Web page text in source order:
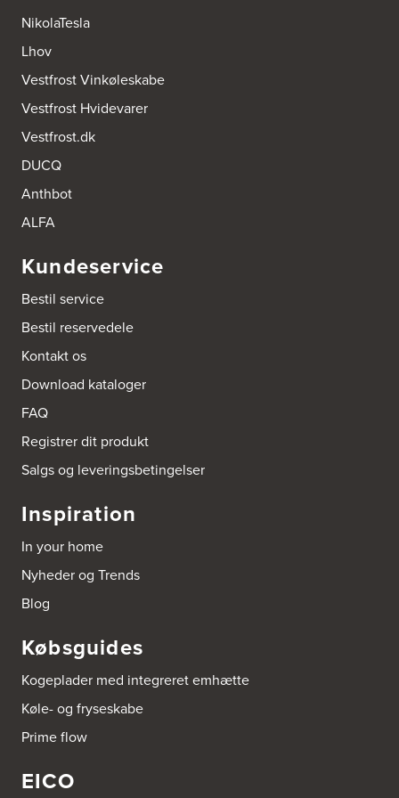
AUBO Køkken & Bad Østerbro
2100 København Ø
http://www.aubo.dk
Industrivej 8
5560 Aarup
Tel.:70101005
https://hvidtogfrit.dk/forhandler/aktiv-hvidevareservice/
Amager Køkken bad & Garderobe
2770 Kastrup
http://www.amagerkoekken.dk/
Gutenbergvej 1
9510 Arden
Tel.:
http://www.el-salg.dk
Arnum El-service ApS
Vestergade 30
6510 Gram
http://www.el-salg.dk
Norgesvej 24C
Tel.:73702533
http://www.aubo.dk
Aubo Køkken & Bad Helsingør
3000 Helsingør
NikolaTesla
Lhov
Vestfrost Vinkøleskabe
Vestfrost Hvidevarer
Vestfrost.dk
DUCQ
Anthbot
ALFA
Kundeservice
Bestil service
Bestil reservedele
Kontakt os
Download kataloger
FAQ
Registrer dit produkt
Salgs og leveringsbetingelser
Inspiration
In your home
Nyheder og Trends
Blog
Købsguides
Kogeplader med integreret emhætte
Køle- og fryseskabe
Prime flow
EICO